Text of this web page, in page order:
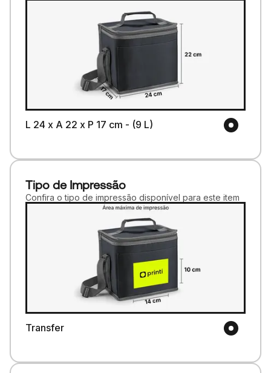
L 24 x A 22 x P 17 cm - (9 L)
Tipo de Impressão
Confira o tipo de impressão disponível para este item
Transfer